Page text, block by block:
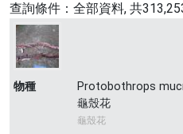
查詢條件： 全部資料, 共
物種
Protobothrops
龜殼花
龜殼花